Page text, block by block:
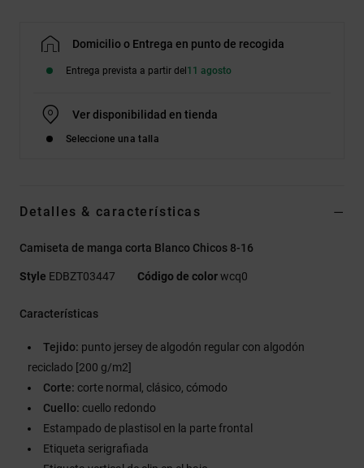
Domicilio o Entrega en punto de recogida
Entrega prevista a partir del11 agosto
Ver disponibilidad en tienda
Seleccione una talla
Detalles & características
Camiseta de manga corta Blanco Chicos 8-16
Style EDBZT03447 Código de colorwcq0
Características
Tejido: punto jersey de algodón regular con algodón
reciclado [200 g/m2]
Corte: corte normal, clásico, cómodo
Cuello: cuello redondo
Estampado de plastisol en la parte frontal
Etiqueta serigrafiada